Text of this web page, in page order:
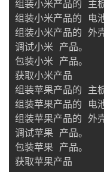
组装小米产品的 主板
组装小米产品的 电池
组装小米产品的 外壳
调试小米 产品。
包装小米 产品。
获取小米产品
组装苹果产品的 主板
组装苹果产品的 电池
组装苹果产品的 外壳
调试苹果 产品。
包装苹果 产品。
获取苹果产品